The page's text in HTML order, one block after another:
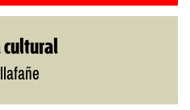
cultural